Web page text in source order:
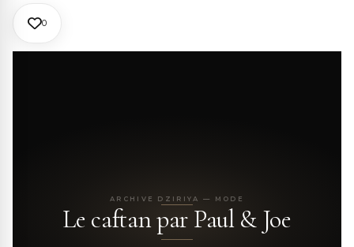
0
ARCHIVE DZIRIYA — MODE
Le caftan par Paul & Joe